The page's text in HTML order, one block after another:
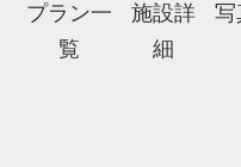
プラン一
覧
施設詳
細
写